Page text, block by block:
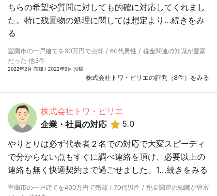
ちらの希望や質問に対しても的確に対応してくれまし
た。特に残置物の処理に関しては想定より...続きをみ
る
室蘭市の一戸建てを80万円で売却 / 60代男性 / 税金関連の知識が豊富
だった 他3件
2022年2月 売却 / 2022年9月 投稿
株式会社トワ・ピリエの評判（8件）をみる
株式会社トワ・ピリエ
企業・社員の対応
5.0
やりとりは必ず代表者２名での対応で大変スピーディ
で分からない点もすぐに調べ連絡を頂け、必要以上の
連絡も無く快適契約まで過ごせました。1...続きをみる
室蘭市の一戸建てを400万円で売却 / 70代男性 / 税金関連の知識が豊富